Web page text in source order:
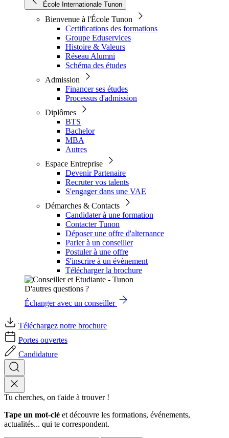
École Internationale Tunon
Bienvenue à l'École Tunon
Certifications des formations
Groupe Eduservices
Histoire & Valeurs
Réseau Alumni
Schéma des études
Admission
Financer ses études
Processus d'admission
Diplômes
BTS
Bachelor
MBA
Autres
Espace Entreprise
Devenir Partenaire
Recruter vos talents
S'engager dans une VAE
Démarches & Contacts
Candidater à une formation
Contacter Tunon
Déposer une offre d'alternance
Parler à un conseiller
Postuler à une offre
S'inscrire à un évènement
Télécharger la brochure
D'autres questions ?
Échanger avec un conseiller
Téléchargez notre brochure
Portes ouvertes
Candidature
Tu cherches, on t'aide à trouver !
Tape un mot-clé et découvre les formations, événements,
actualités... qui te correspondent.